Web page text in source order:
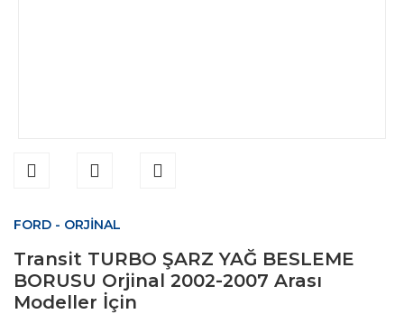
FORD - ORJİNAL
Transit TURBO ŞARZ YAĞ BESLEME
BORUSU Orjinal 2002-2007 Arası
Modeller İçin